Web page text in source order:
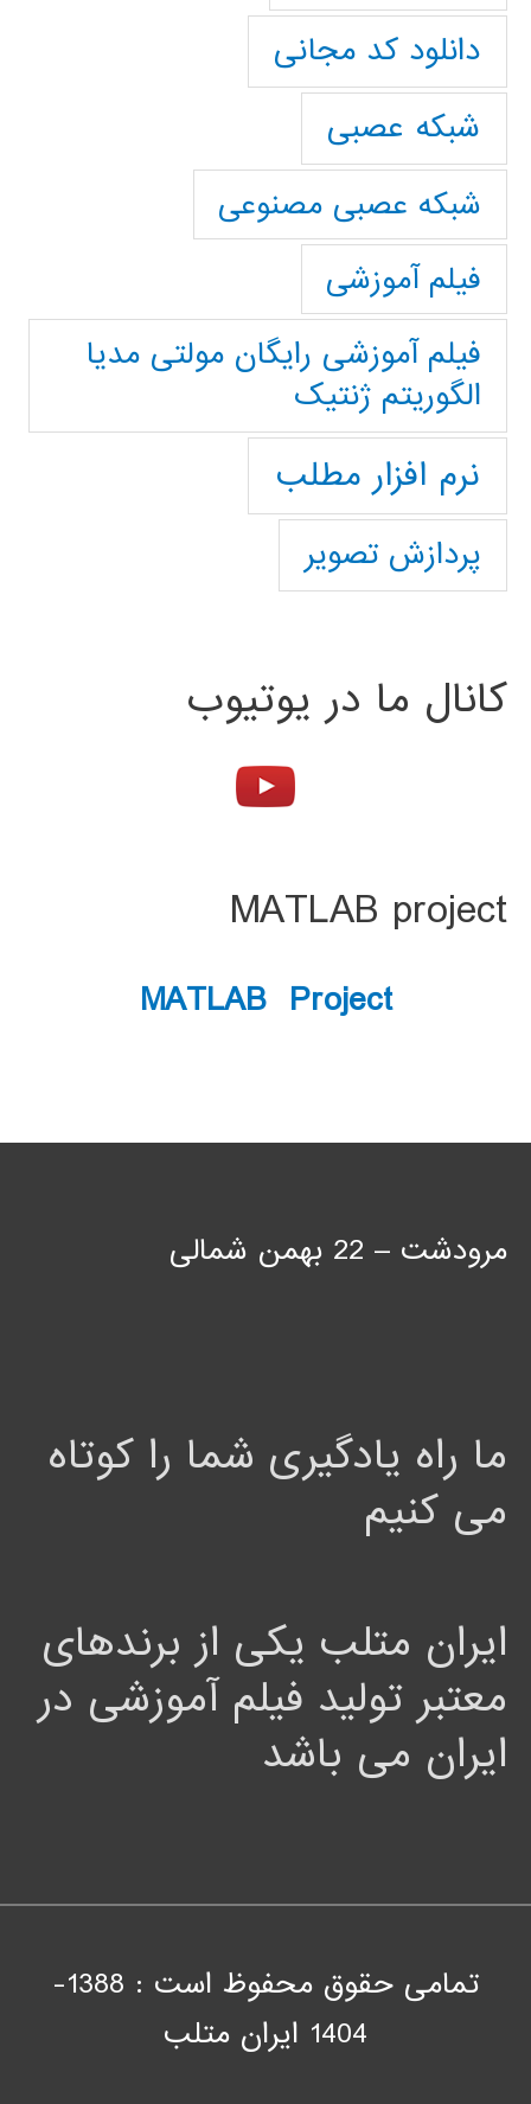
دانلود کد مجانی
شبکه عصبی
شبکه عصبی مصنوعی
فیلم آموزشی
فیلم آموزشی رایگان مولتی مدیا
الگوریتم ژنتیک
نرم افزار مطلب
پردازش تصویر
کانال ما در یوتیوب
MATLAB project
MATLAB Project
مرودشت – 22 بهمن شمالی
ما راه یادگیری شما را کوتاه
می کنیم
ایران متلب یکی از برندهای
معتبر تولید فیلم آموزشی در
ایران می باشد
تمامی حقوق محفوظ است : 1388-
1404 ايران متلب